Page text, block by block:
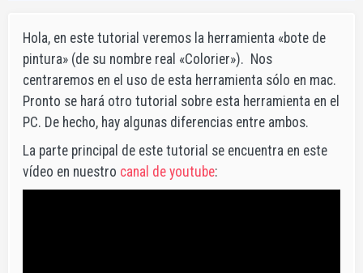
Hola, en este tutorial veremos la herramienta «bote de
pintura» (de su nombre real «Colorier»). Nos
centraremos en el uso de esta herramienta sólo en mac.
Pronto se hará otro tutorial sobre esta herramienta en el
PC. De hecho, hay algunas diferencias entre ambos.
La parte principal de este tutorial se encuentra en este
vídeo en nuestro canal de youtube: